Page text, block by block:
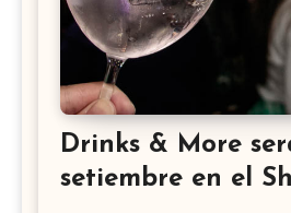
Drinks & More
setiembre en el